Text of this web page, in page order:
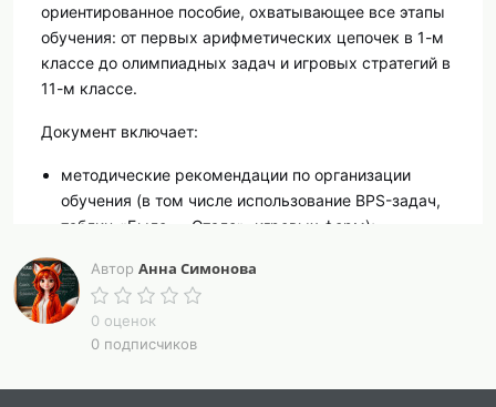
ориентированное пособие, охватывающее все этапы
обучения: от первых арифметических цепочек в 1-м
классе до олимпиадных задач и игровых стратегий в
11-м классе.
Документ включает:
методические рекомендации по организации
обучения (в том числе использование BPS-задач,
таблиц «Было — Стало», игровых форм);
анализ типичных ошибок и «точек роста»
учеников;
сборник из 110 задач, сгруппированных по 11
уровням сложности;
Автор Анна Симонова
0 оценок
0 подписчиков